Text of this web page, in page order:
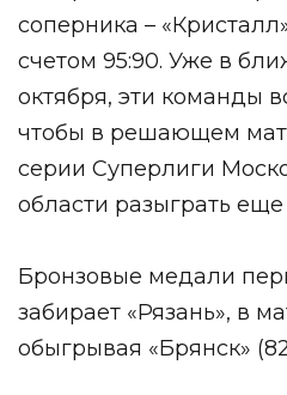
соперника –
счетом 95:90. Уже в
октября, эти команды
чтобы в решающем
серии Суперлиги
области разыграть
Бронзовые медали
забирает «Рязань», в
обыгрывая «Брянск»